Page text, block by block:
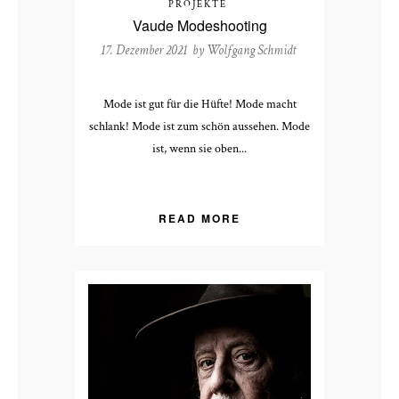
PROJEKTE
Vaude Modeshooting
17. Dezember 2021 by Wolfgang Schmidt
Mode ist gut für die Hüfte! Mode macht
schlank! Mode ist zum schön aussehen. Mode
ist, wenn sie oben...
READ MORE